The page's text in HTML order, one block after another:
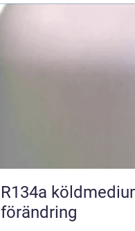
R134a köldmedium i
förändring